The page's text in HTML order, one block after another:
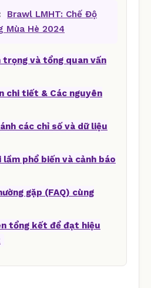
Brawl LMHT: Chế Độ
Mùa Hè 2024
trọng và tổng quan vấn
chi tiết & Các nguyên
các chỉ số và dữ liệu
lầm phổ biến và cảnh báo
gặp (FAQ) cùng
tổng kết để đạt hiệu